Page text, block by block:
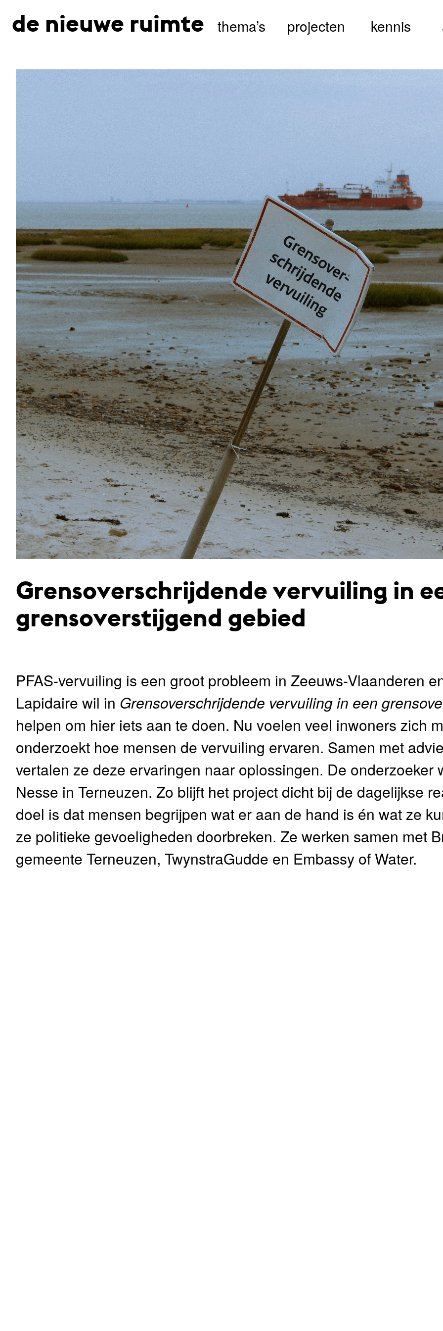
de nieuwe ruimte thema’s projecten kennis
Grensoverschrijdende vervuiling in
grensoverstijgend gebied
PFAS-vervuiling is een groot probleem in Zeeuws-Vlaanderen
Lapidaire wil in Grensoverschrijdende vervuiling in een
helpen om hier iets aan te doen. Nu voelen veel inwoners zich
onderzoekt hoe mensen de vervuiling ervaren. Samen met
vertalen ze deze ervaringen naar oplossingen. De onderzoeker
Nesse in Terneuzen. Zo blijft het project dicht bij de dagelijkse
doel is dat mensen begrijpen wat er aan de hand is én wat ze
ze politieke gevoeligheden doorbreken. Ze werken samen met
gemeente Terneuzen, TwynstraGudde en Embassy of Water.